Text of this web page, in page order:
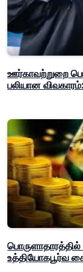
ஊர்காவற்றுறை
பலியான
உத்தியோகபூர்வ